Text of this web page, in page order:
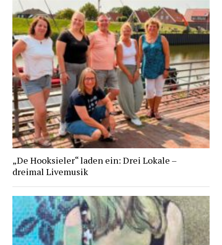
„De Hooksieler“ laden ein: Drei Lokale –
dreimal Livemusik